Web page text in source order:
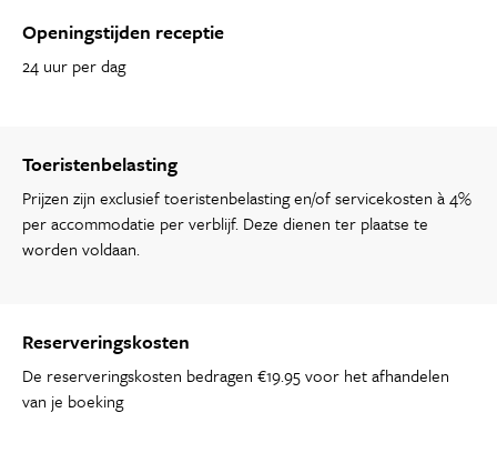
Openingstijden receptie
24 uur per dag
Toeristenbelasting
Prijzen zijn exclusief toeristenbelasting en/of servicekosten à 4%
per accommodatie per verblijf. Deze dienen ter plaatse te
worden voldaan.
Reserveringskosten
De reserveringskosten bedragen €19.95 voor het afhandelen
van je boeking